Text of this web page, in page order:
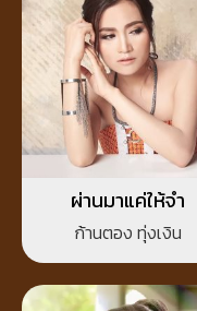
ผ่านมาแค่ให้จำ
ก้านตอง ทุ่งเงิน